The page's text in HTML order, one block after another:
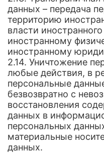
данных – передача
территорию
власти
иностранному
иностранному
2.14. Уничтожение
любые действия, в
персональные
безвозвратно с
восстановления
данных в
персональных
материальные
данных.